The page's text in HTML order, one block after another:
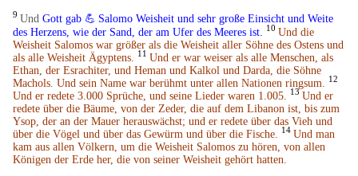
9 UndGott gab💪 Salomo Weisheit und sehr große Einsicht und Weite
des Herzens, wie der Sand, der am Ufer des Meeres ist.
10 Und die
Weisheit Salomos war größer als die Weisheit aller Söhne des Ostens und
als alle Weisheit Ägyptens.
11 Und er war weiser als alle Menschen, als
Ethan, der Esrachiter, und Heman und Kalkol und Darda, die Söhne
Machols. Und sein Name war berühmt unter allen Nationen ringsum.
12
Und er redete 3.000 Sprüche, und seine Lieder waren 1.005. 13 Und er
redete über die Bäume, von der Zeder, die auf dem Libanon ist, bis zum
Ysop, der an der Mauer herauswächst; und er redete über das Vieh und
über die Vögel und über das Gewürm und über die Fische.
14 Und man
kam aus allen Völkern, um die Weisheit Salomos zu hören, von allen
Königen der Erde her, die von seiner Weisheit gehört hatten.